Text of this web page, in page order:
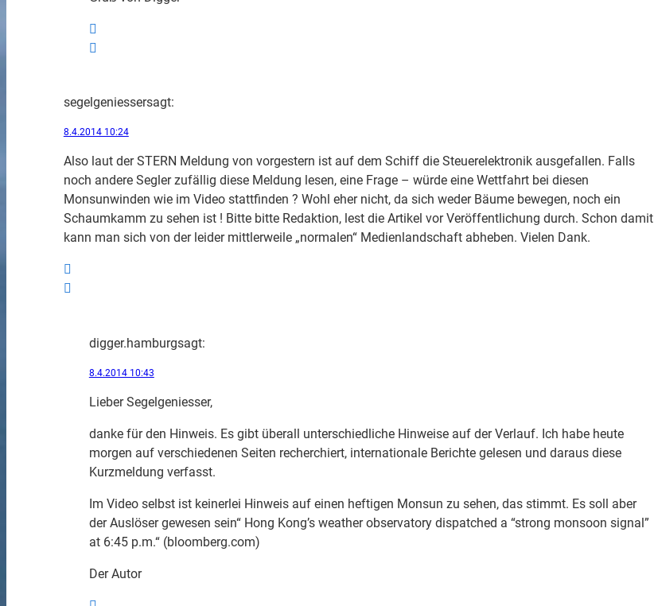
segelgeniessersagt:
8.4.2014 10:24
Also laut der STERN Meldung von vorgestern ist auf dem Schiff die Steuerelektronik ausgefallen. Falls
noch andere Segler zufällig diese Meldung lesen, eine Frage – würde eine Wettfahrt bei diesen
Monsunwinden wie im Video stattfinden ? Wohl eher nicht, da sich weder Bäume bewegen, noch ein
Schaumkamm zu sehen ist ! Bitte bitte Redaktion, lest die Artikel vor Veröffentlichung durch. Schon damit
kann man sich von der leider mittlerweile „normalen“ Medienlandschaft abheben. Vielen Dank.
digger.hamburgsagt:
8.4.2014 10:43
Lieber Segelgeniesser,
danke für den Hinweis. Es gibt überall unterschiedliche Hinweise auf der Verlauf. Ich habe heute
morgen auf verschiedenen Seiten recherchiert, internationale Berichte gelesen und daraus diese
Kurzmeldung verfasst.
Im Video selbst ist keinerlei Hinweis auf einen heftigen Monsun zu sehen, das stimmt. Es soll aber
der Auslöser gewesen sein“ Hong Kong’s weather observatory dispatched a “strong monsoon signal”
at 6:45 p.m.“ (bloomberg.com)
Der Autor